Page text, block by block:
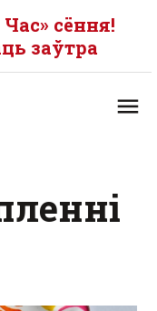
сёння!
заўтра